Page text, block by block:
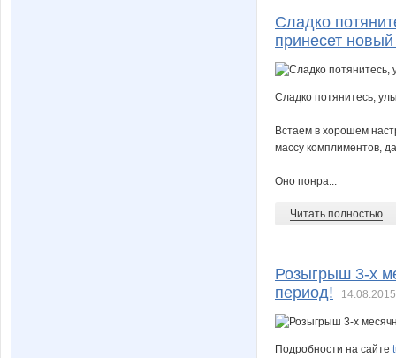
Сладко
принесет
Сладко потянитесь,
Встаем в хорошем
массу комплиментов,
Оно понра...
Читать полностью
Розыгрыш 3-х
период!
Подробности на сайте